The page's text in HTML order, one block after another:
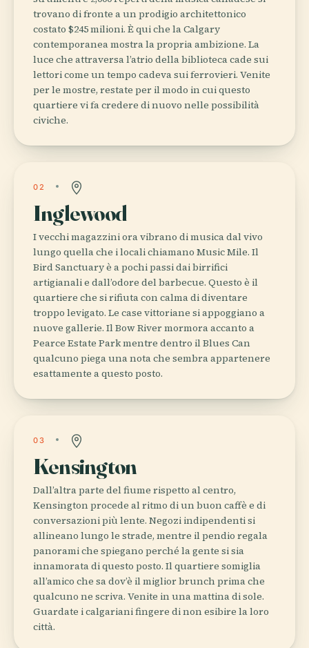
trovano di fronte a un prodigio architettonico
costato $245 milioni. È qui che la Calgary
contemporanea mostra la propria ambizione. La
luce che attraversa l’atrio della biblioteca cade sui
lettori come un tempo cadeva sui ferrovieri. Venite
per le mostre, restate per il modo in cui questo
quartiere vi fa credere di nuovo nelle possibilità
civiche.
02
Inglewood
I vecchi magazzini ora vibrano di musica dal vivo
lungo quella che i locali chiamano Music Mile. Il
Bird Sanctuary è a pochi passi dai birrifici
artigianali e dall’odore del barbecue. Questo è il
quartiere che si rifiuta con calma di diventare
troppo levigato. Le case vittoriane si appoggiano a
nuove gallerie. Il Bow River mormora accanto a
Pearce Estate Park mentre dentro il Blues Can
qualcuno piega una nota che sembra appartenere
esattamente a questo posto.
03
Kensington
Dall’altra parte del fiume rispetto al centro,
Kensington procede al ritmo di un buon caffè e di
conversazioni più lente. Negozi indipendenti si
allineano lungo le strade, mentre il pendio regala
panorami che spiegano perché la gente si sia
innamorata di questo posto. Il quartiere somiglia
all’amico che sa dov’è il miglior brunch prima che
qualcuno ne scriva. Venite in una mattina di sole.
Guardate i calgariani fingere di non esibire la loro
città.